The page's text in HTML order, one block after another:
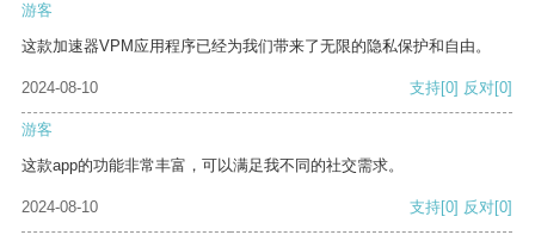
游客
这款加速器VPM应用程序已经为我们带来了无限的隐私保护和自由。
2024-08-10 支持[0] 反对[0]
游客
这款app的功能非常丰富，可以满足我不同的社交需求。
2024-08-10 支持[0] 反对[0]